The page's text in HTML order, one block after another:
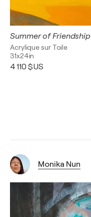
Summer of Friendship
Acrylique sur Toile
31x24in
4 110 $US
Monika Nun